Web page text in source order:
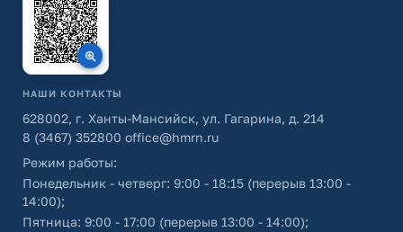
НАШИ КОНТАКТЫ
628002, г. Ханты-Мансийск, ул. Гагарина, д. 214
8 (3467) 352800 office@hmrn.ru
Режим работы:
Понедельник - четверг: 9:00 - 18:15 (перерыв 13:00 -
14:00);
Пятница: 9:00 - 17:00 (перерыв 13:00 - 14:00);